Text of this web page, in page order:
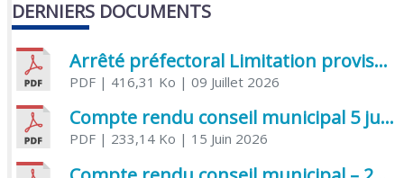
DERNIERS DOCUMENTS
Arrêté préfectoral Limitation provisoire des usages de l’eau
PDF| 416,31 Ko | 09 Juillet 2026
Compte rendu conseil municipal 5 juin 2026 sénatoriale
PDF| 233,14 Ko | 15 Juin 2026